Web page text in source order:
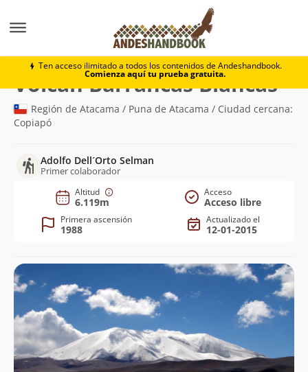
Ten acceso ilimitado a todos los contenidos de Andeshandbook.
Comienza aquí tu prueba gratuita.
Volcán Barrancas Blancas
Volcán Barrancas Blancas
Región de Atacama / Puna de Atacama / Ciudad cercana:
Copiapó
Adolfo Dell´Orto Selman
Primer colaborador
Altitud
6.119m
Acceso
Acceso libre
Primera ascensión
1988
Actualizado el
12-01-2015